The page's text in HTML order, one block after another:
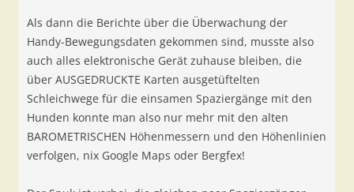
Als dann die Berichte über die Überwachung der
Handy-Bewegungsdaten gekommen sind, musste also
auch alles elektronische Gerät zuhause bleiben, die
über AUSGEDRUCKTE Karten ausgetüftelten
Schleichwege für die einsamen Spaziergänge mit den
Hunden konnte man also nur mehr mit den alten
BAROMETRISCHEN Höhenmessern und den Höhenlinien
verfolgen, nix Google Maps oder Bergfex!